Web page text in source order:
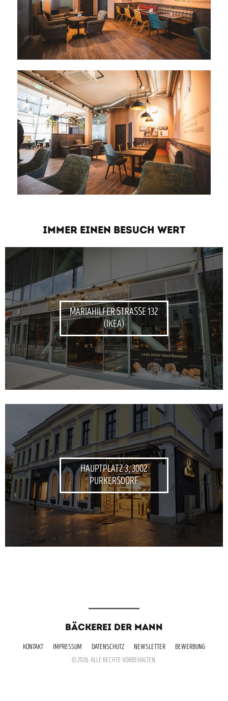
IMMER EINEN BESUCH WERT
MARIAHILFER STRASSE 132 (
IKEA)
HAUPTPLATZ 3, 3002
PURKERSDORF
BÄCKEREI DER MANN
KONTAKT IMPRESSUM DATENSCHUTZ NEWSLETTER
BEWERBUNG
© 2026. ALLE RECHTE VORBEHALTEN.